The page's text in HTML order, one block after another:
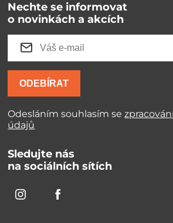
Nechte se informovat
o novinkách a akcích
ODEBÍRAT
Odesláním souhlasím se
údajů
Sledujte nás
na sociálních sítích